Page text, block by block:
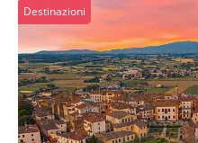
Destinazioni